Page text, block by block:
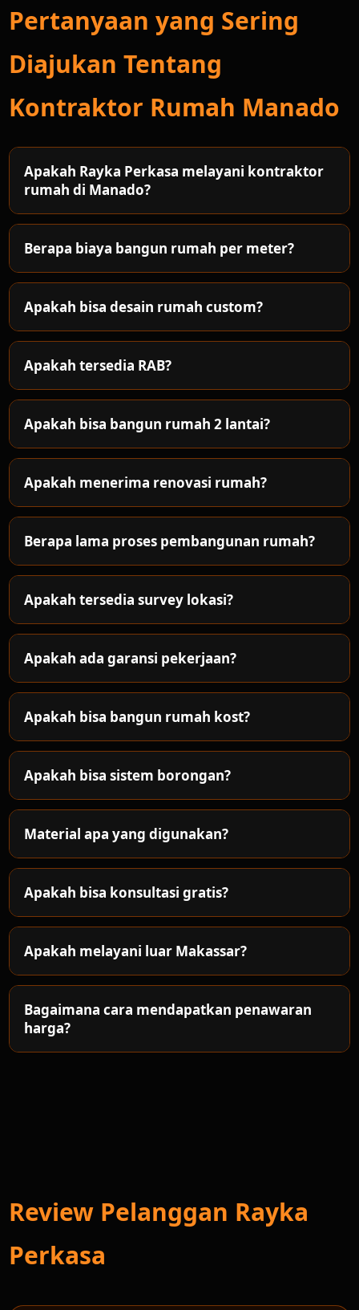
Pertanyaan yang Sering
Diajukan Tentang
Kontraktor Rumah Manado
Apakah Rayka Perkasa melayani kontraktor
rumah di Manado?
Berapa biaya bangun rumah per meter?
Apakah bisa desain rumah custom?
Apakah tersedia RAB?
Apakah bisa bangun rumah 2 lantai?
Apakah menerima renovasi rumah?
Berapa lama proses pembangunan rumah?
Apakah tersedia survey lokasi?
Apakah ada garansi pekerjaan?
Apakah bisa bangun rumah kost?
Apakah bisa sistem borongan?
Material apa yang digunakan?
Apakah bisa konsultasi gratis?
Apakah melayani luar Makassar?
Bagaimana cara mendapatkan penawaran
harga?
Review Pelanggan Rayka
Perkasa